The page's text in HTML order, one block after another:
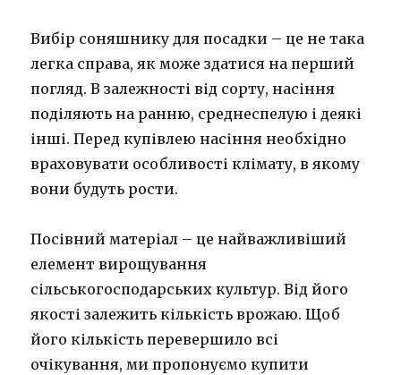
Вибір соняшнику для посадки – це не така
легка справа, як може здатися на перший
погляд. В залежності від сорту, насіння
поділяють на ранню, среднеспелую і деякі
інші. Перед купівлею насіння необхідно
враховувати особливості клімату, в якому
вони будуть рости.
Посівний матеріал – це найважливіший
елемент вирощування
сільськогосподарських культур. Від його
якості залежить кількість врожаю. Щоб
його кількість перевершило всі
очікування, ми пропонуємо купити